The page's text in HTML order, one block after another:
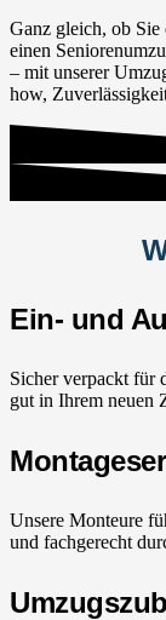
Ganz gleich, ob Sie
einen
– mit unserer
how,
Ein- und
Sicher verpackt für
gut in Ihrem neuen
Unsere Monteure
und fachgerecht